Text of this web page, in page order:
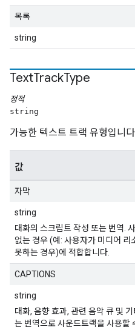
목록
string
TextTrackType
정적
string
가능한 텍스트 트랙 유형입니
값
자막
string
대화의 스크립트 작성 또는 번역.
없는 경우 (예: 사용자가 미디어 리
못하는 경우)에 적합합니다.
CAPTIONS
string
대화, 음향 효과, 관련 음악 큐 및
는 번역으로 사운드트랙을 사용할